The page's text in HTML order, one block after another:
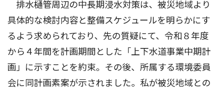
排水樋管周辺の中長期浸水対策は、被災地域より
具体的な検討内容と整備スケジュールを明らかにす
るよう求められており、先の質疑にて、令和８年度
から４年間を計画期間とした「上下水道事業中期計
画」に示すことを約束。その後、所属する環境委員
会に同計画素案が示されました。私が被災地域との